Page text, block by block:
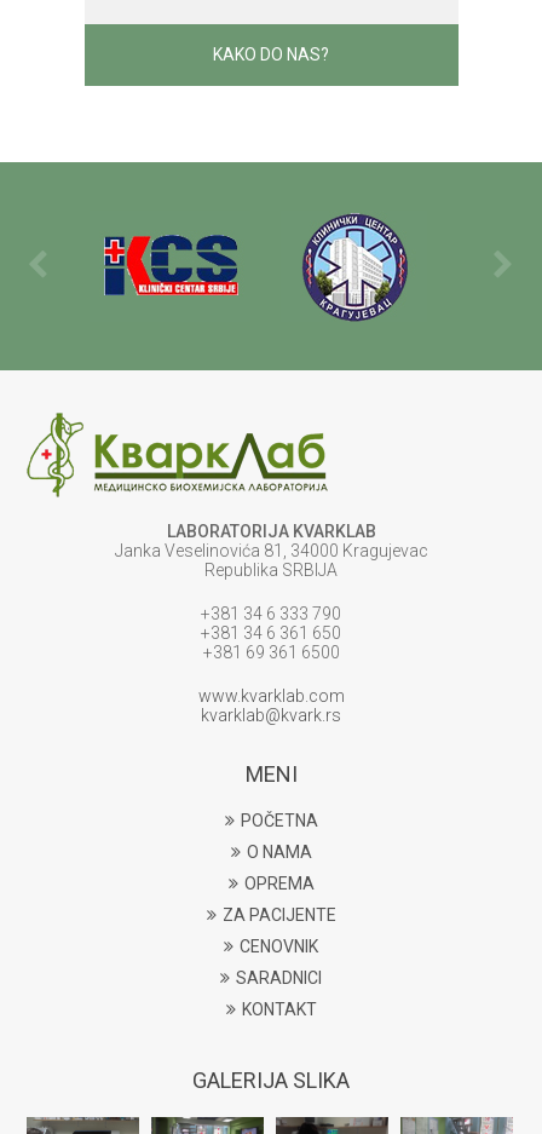
KAKO DO NAS?
LABORATORIJA KVARKLAB
Janka Veselinovića 81, 34000 Kragujevac
Republika SRBIJA
+381 34 6 333 790
+381 34 6 361 650
+381 69 361 6500
www.kvarklab.com
kvarklab@kvark.rs
MENI
POČETNA
O NAMA
OPREMA
ZA PACIJENTE
CENOVNIK
SARADNICI
KONTAKT
GALERIJA SLIKA